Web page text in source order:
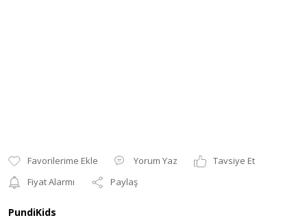
Yorum Yaz
Tavsiye Et
Fiyat Alarmı
Paylaş
PundiKids